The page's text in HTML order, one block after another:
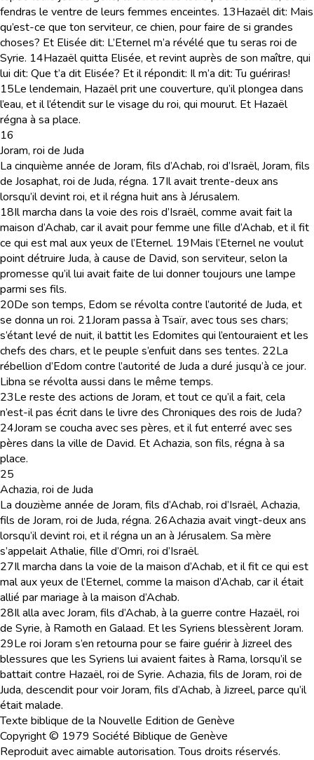
fendras le ventre de leurs femmes enceintes. 13Hazaël dit: Mais
qu’est-ce que ton serviteur, ce chien, pour faire de si grandes
choses? Et Elisée dit: L’Eternel m’a révélé que tu seras roi de
Syrie. 14Hazaël quitta Elisée, et revint auprès de son maître, qui
lui dit: Que t’a dit Elisée? Et il répondit: Il m’a dit: Tu guériras!
15Le lendemain, Hazaël prit une couverture, qu’il plongea dans
l’eau, et il l’étendit sur le visage du roi, qui mourut. Et Hazaël
régna à sa place.
16
Joram, roi de Juda
La cinquième année de Joram, fils d’Achab, roi d’Israël, Joram, fils
de Josaphat, roi de Juda, régna. 17Il avait trente-deux ans
lorsqu’il devint roi, et il régna huit ans à Jérusalem.
18Il marcha dans la voie des rois d’Israël, comme avait fait la
maison d’Achab, car il avait pour femme une fille d’Achab, et il fit
ce qui est mal aux yeux de l’Eternel. 19Mais l’Eternel ne voulut
point détruire Juda, à cause de David, son serviteur, selon la
promesse qu’il lui avait faite de lui donner toujours une lampe
parmi ses fils.
20De son temps, Edom se révolta contre l’autorité de Juda, et
se donna un roi. 21Joram passa à Tsaïr, avec tous ses chars;
s’étant levé de nuit, il battit les Edomites qui l’entouraient et les
chefs des chars, et le peuple s’enfuit dans ses tentes. 22La
rébellion d’Edom contre l’autorité de Juda a duré jusqu’à ce jour.
Libna se révolta aussi dans le même temps.
23Le reste des actions de Joram, et tout ce qu’il a fait, cela
n’est-il pas écrit dans le livre des Chroniques des rois de Juda?
24Joram se coucha avec ses pères, et il fut enterré avec ses
pères dans la ville de David. Et Achazia, son fils, régna à sa
place.
25
Achazia, roi de Juda
La douzième année de Joram, fils d’Achab, roi d’Israël, Achazia,
fils de Joram, roi de Juda, régna. 26Achazia avait vingt-deux ans
lorsqu’il devint roi, et il régna un an à Jérusalem. Sa mère
s’appelait Athalie, fille d’Omri, roi d’Israël.
27Il marcha dans la voie de la maison d’Achab, et il fit ce qui est
mal aux yeux de l’Eternel, comme la maison d’Achab, car il était
allié par mariage à la maison d’Achab.
28Il alla avec Joram, fils d’Achab, à la guerre contre Hazaël, roi
de Syrie, à Ramoth en Galaad. Et les Syriens blessèrent Joram.
29Le roi Joram s’en retourna pour se faire guérir à Jizreel des
blessures que les Syriens lui avaient faites à Rama, lorsqu’il se
battait contre Hazaël, roi de Syrie. Achazia, fils de Joram, roi de
Juda, descendit pour voir Joram, fils d’Achab, à Jizreel, parce qu’il
était malade.
Texte biblique de la Nouvelle Edition de Genève
Copyright © 1979 Société Biblique de Genève
Reproduit avec aimable autorisation. Tous droits réservés.